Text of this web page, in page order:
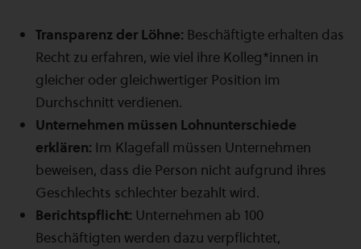
Transparenz der Löhne: Beschäftigte erhalten das
Recht zu erfahren, wie viel ihre Kolleg*innen in
gleicher oder gleichwertiger Position im
Durchschnitt verdienen.
Unternehmen müssen Lohnunterschiede
erklären: Im Klagefall müssen Unternehmen
beweisen, dass die Person nicht aufgrund ihres
Geschlechts schlechter bezahlt wird.
Berichtspflicht: Unternehmen ab 100
Beschäftigten werden dazu verpflichtet,